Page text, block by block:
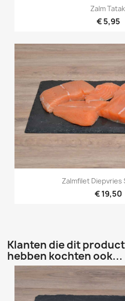
Zalm
€ 5,95
Zalmfilet Diepvries
€ 19,50
Klanten die dit
hebben kochten ook...